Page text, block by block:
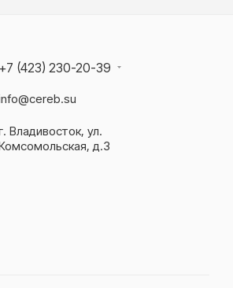
+7 (423) 230-20-39
Владивосток, ул.
д.3